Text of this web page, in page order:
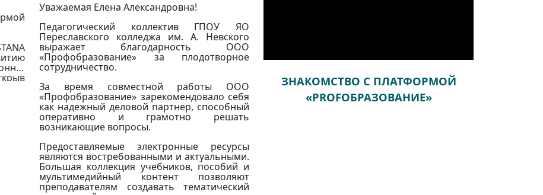
Уважаемая Елена Александровна!
Педагогический коллектив ГПОУ ЯО
Переславского колледжа им. А. Невского
выражает благодарность ООО
«Профобразование» за плодотворное
сотрудничество.
За время совместной работы ООО
«Профобразование» зарекомендовало себя
как надежный деловой партнер, способный
оперативно и грамотно решать
возникающие вопросы.
Предоставляемые электронные ресурсы
являются востребованными и актуальными.
Большая коллекция учебников, пособий и
мультимедийный контент позволяют
преподавателям создавать тематический
ЗНАКОМСТВО С ПЛАТФОРМОЙ
«PROFОБРАЗОВАНИЕ»